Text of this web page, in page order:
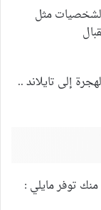
الشخصيات مثل
إلى تايلاند ..
توفر مايلي :